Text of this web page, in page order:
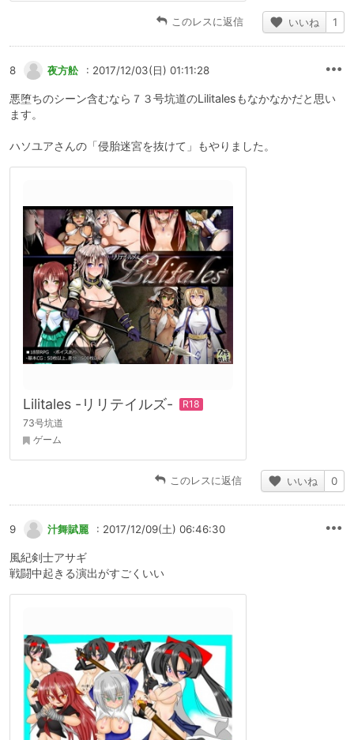
このレスに返信 いいね 1
8 夜方舩 : 2017/12/03(日) 01:11:28
悪堕ちのシーン含むなら７３号坑道のLilitalesもなかなかだと思い
ます。
ハソユアさんの「侵胎迷宮を抜けて」もやりました。
Lilitales -リリテイルズ-
73号坑道
ゲーム
このレスに返信 いいね 0
9 汁舞賦麗 : 2017/12/09(土) 06:46:30
風紀剣士アサギ
戦闘中起きる演出がすごくいい